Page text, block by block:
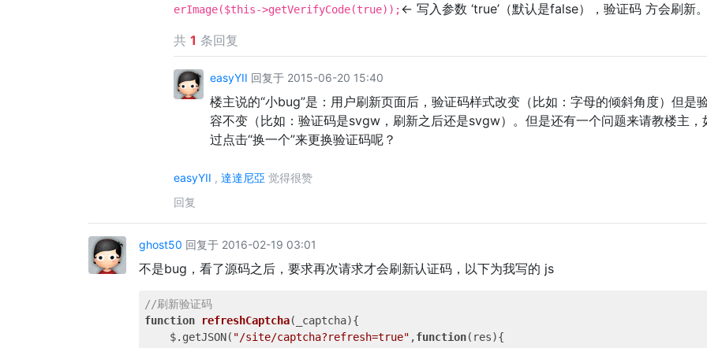
erImage($this->getVerifyCode(true));← 写入参数 ‘true’（默认是false），验证码 方会刷新。
共 1 条回复
easyYII 回复于 2015-06-20 15:40
楼主说的“小bug”是：用户刷新页面后，验证码样式改变（比如：字母的倾斜角度）但是
容不变（比如：验证码是svgw，刷新之后还是svgw）。但是还有一个问题来请教楼主，
过点击“换一个”来更换验证码呢？
easyYII , 達達尼亞 觉得很赞
回复
ghost50 回复于 2016-02-19 03:01
不是bug，看了源码之后，要求再次请求才会刷新认证码，以下为我写的 js
//刷新验证码
function
refreshCaptcha( _captcha){
    $.getJSON(
"/site/captcha?refresh=true" ,function( res){